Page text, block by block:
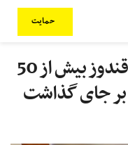
حمایت
انفجار در مسجدی در مرکز قندوز بیش از 50